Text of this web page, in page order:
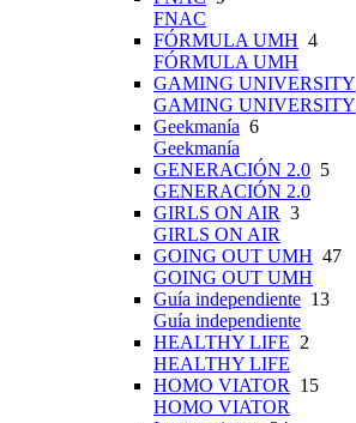
FNAC
FÓRMULA UMH 4
FÓRMULA UMH
GAMING UNIVERSITY
GAMING UNIVERSITY
Geekmanía 6
Geekmanía
GENERACIÓN 2.0 5
GENERACIÓN 2.0
GIRLS ON AIR 3
GIRLS ON AIR
GOING OUT UMH 47
GOING OUT UMH
Guía independiente 13
Guía independiente
HEALTHY LIFE 2
HEALTHY LIFE
HOMO VIATOR 15
HOMO VIATOR